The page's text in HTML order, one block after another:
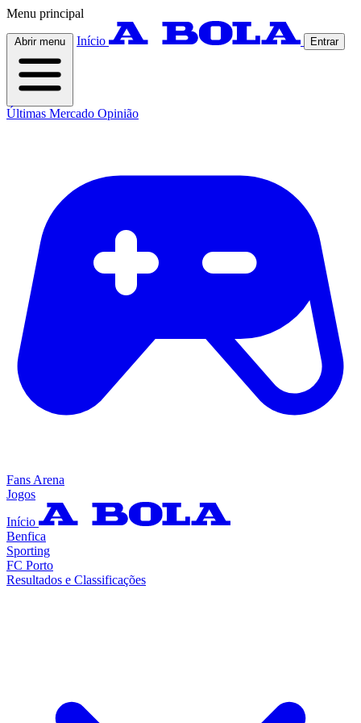
Menu principal
Abrir menu Início Entrar
Últimas Mercado Opinião
Fans Arena
Jogos
Início
Benfica
Sporting
FC Porto
Resultados e Classificações